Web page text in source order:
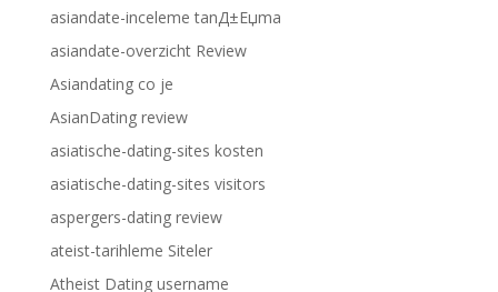
asiandate-inceleme tanД±Еџma
asiandate-overzicht Review
Asiandating co je
AsianDating review
asiatische-dating-sites kosten
asiatische-dating-sites visitors
aspergers-dating review
ateist-tarihleme Siteler
Atheist Dating username